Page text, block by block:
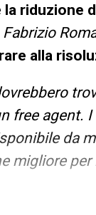
la riduzione
Fabrizio
alla
free agent.
da
migliore per